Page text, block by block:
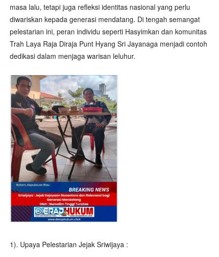
masa lalu, tetapi juga refleksi identitas nasional yang perlu
diwariskan kepada generasi mendatang. Di tengah semangat
pelestarian ini, peran individu seperti Hasyimkan dan komunitas
Trah Laya Raja Diraja Punt Hyang Sri Jayanaga menjadi contoh
dedikasi dalam menjaga warisan leluhur.
1). Upaya Pelestarian Jejak Sriwijaya :